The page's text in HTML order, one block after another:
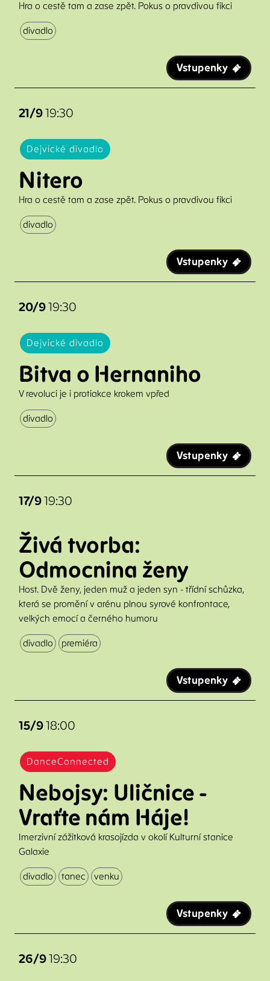
Hra o cestě tam a zase zpět. Pokus o pravdivou fikci
divadlo
Vstupenky
21/919:30
Dejvické divadlo
Nitero
Hra o cestě tam a zase zpět. Pokus o pravdivou fikci
divadlo
Vstupenky
20/919:30
Dejvické divadlo
Bitva o Hernaniho
V revoluci je i protiakce krokem vpřed
divadlo
Vstupenky
17/919:30
Živá tvorba:
Odmocnina ženy
Host. Dvě ženy, jeden muž a jeden syn - třídní schůzka,
která se promění v arénu plnou syrové konfrontace,
velkých emocí a černého humoru
divadlo premiéra
Vstupenky
15/918:00
DanceConnected
Nebojsy: Uličnice -
Vraťte nám Háje!
Imerzivní zážitková krasojízda v okolí Kulturní stanice
Galaxie
divadlo tanec venku
Vstupenky
26/919:30